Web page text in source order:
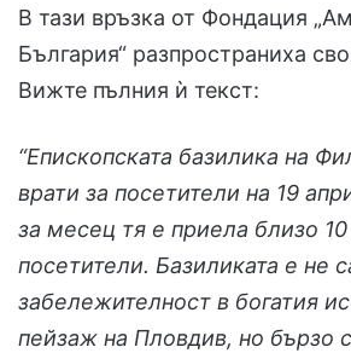
В тази връзка от Фондация
България“ разпространиха
Вижте пълния ѝ текст:
“Eпископската базилика на
врати за посетители на 19
за месец тя е приела близо
посетители. Базиликата е не
забележителност в богатия
пейзаж на Пловдив, но бързо